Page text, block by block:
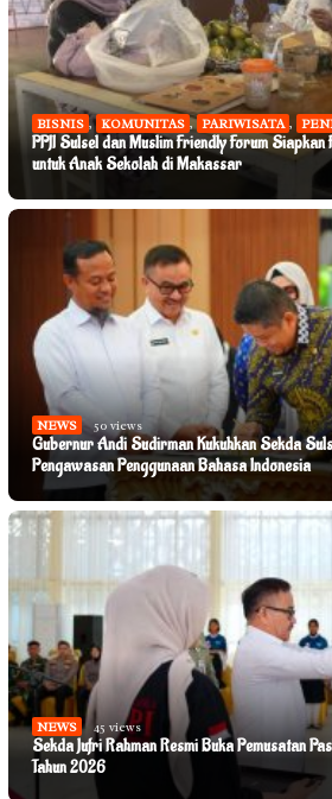
BISNIS , KOMUNITAS , PARIWISATA ,
PPJI Sulsel dan Muslim Friendly Forum
untuk Anak Sekolah di Makassar
NEWS 50 views
Gubernur Andi Sudirman Kukuhkan Sekda
Pengawasan Penggunaan Bahasa Indonesia
NEWS 45 views
Sekda Jufri Rahman Resmi Buka Pemusatan
Tahun 2026